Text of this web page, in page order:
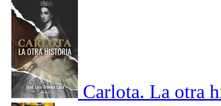
Carlota. La otra